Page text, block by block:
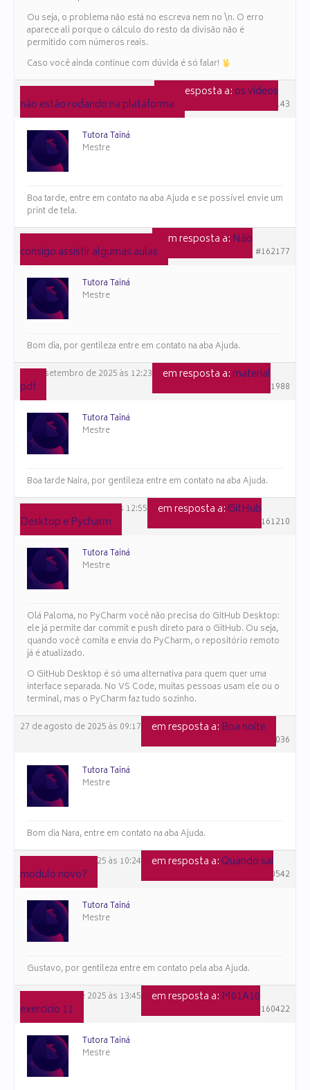
Ou seja, o problema não está no escreva nem no \n. O erro
aparece ali porque o cálculo do resto da divisão não é
permitido com números reais.
Caso você ainda continue com dúvida é só falar!
em resposta a: os videos
não estão rodando na plataforma #167143
Tutora Tainá
Mestre
Boa tarde, entre em contato na aba Ajuda e se possível envie um
print de tela.
em resposta a: Não
consigo assistir algumas aulas #162177
Tutora Tainá
Mestre
Bom dia, por gentileza entre em contato na aba Ajuda.
23 de setembro de 2025 às 12:23
em resposta a: material
pdf #161988
Tutora Tainá
Mestre
Boa tarde Naira, por gentileza entre em contato na aba Ajuda.
1 de setembro de 2025 às 12:55
em resposta a: GitHub
Desktop e Pycharm #161210
Tutora Tainá
Mestre
Olá Paloma, no PyCharm você não precisa do GitHub Desktop:
ele já permite dar commit e push direto para o GitHub. Ou seja,
quando você comita e envia do PyCharm, o repositório remoto
já é atualizado.
O GitHub Desktop é só uma alternativa para quem quer uma
interface separada. No VS Code, muitas pessoas usam ele ou o
terminal, mas o PyCharm faz tudo sozinho.
27 de agosto de 2025 às 09:17
em resposta a: Boa noite
#161036
Tutora Tainá
Mestre
Bom dia Nara, entre em contato na aba Ajuda.
14 de agosto de 2025 às 10:24
em resposta a: Quando sai
modulo novo? #160542
Tutora Tainá
Mestre
Gustavo, por gentileza entre em contato pela aba Ajuda.
11 de agosto de 2025 às 13:45
em resposta a: M01A10
exercicio 11 #160422
Tutora Tainá
Mestre